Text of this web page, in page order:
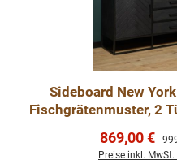
Sideboard New
Fischgrätenmuster, 2
869,00 €
Preise inkl.